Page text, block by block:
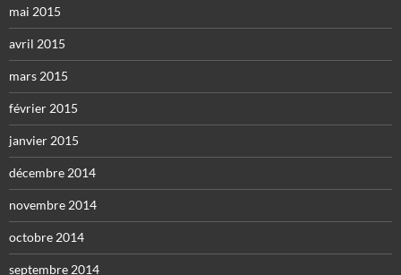
mai 2015
avril 2015
mars 2015
février 2015
janvier 2015
décembre 2014
novembre 2014
octobre 2014
septembre 2014